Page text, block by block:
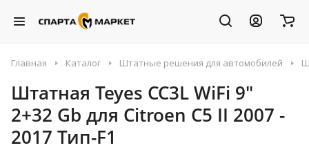
Главная Каталог Штатные решения для автомобилей
Штатная Teyes CC3L WiFi 9"
2+32 Gb для Citroen C5 II 2007 -
2017 Тип-F1